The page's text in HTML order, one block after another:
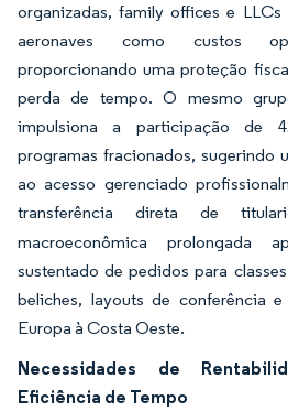
organizadas, family offices e
aeronaves como custos
proporcionando uma proteção
perda de tempo. O mesmo
impulsiona a participação de
programas fracionados, sugerindo
ao acesso gerenciado
transferência direta de
macroeconômica prolongada
sustentado de pedidos para
beliches, layouts de conferência
Europa à Costa Oeste.
Necessidades de
Eficiência de Tempo